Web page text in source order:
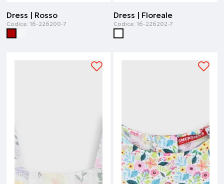
Dress | Rosso
Codice: 16-226200-7
Dress | Floreale
Codice: 16-226202-7